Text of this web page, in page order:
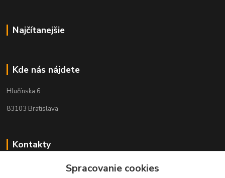
Najčítanejšie
Kde nás nájdete
Hlučínska 6
83103 Bratislava
Kontakty
+421 908 678 479Spracovanie cookies